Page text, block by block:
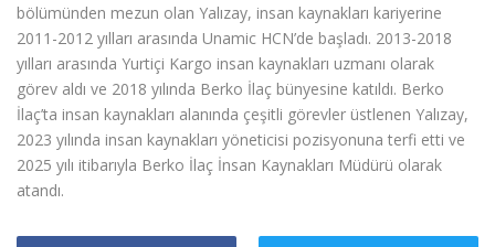
bölümünden mezun olan Yalızay, insan kaynakları kariyerine
2011-2012 yılları arasında Unamic HCN’de başladı. 2013-2018
yılları arasında Yurtiçi Kargo insan kaynakları uzmanı olarak
görev aldı ve 2018 yılında Berko İlaç bünyesine katıldı. Berko
İlaç’ta insan kaynakları alanında çeşitli görevler üstlenen Yalızay,
2023 yılında insan kaynakları yöneticisi pozisyonuna terfi etti ve
2025 yılı itibarıyla Berko İlaç İnsan Kaynakları Müdürü olarak
atandı.